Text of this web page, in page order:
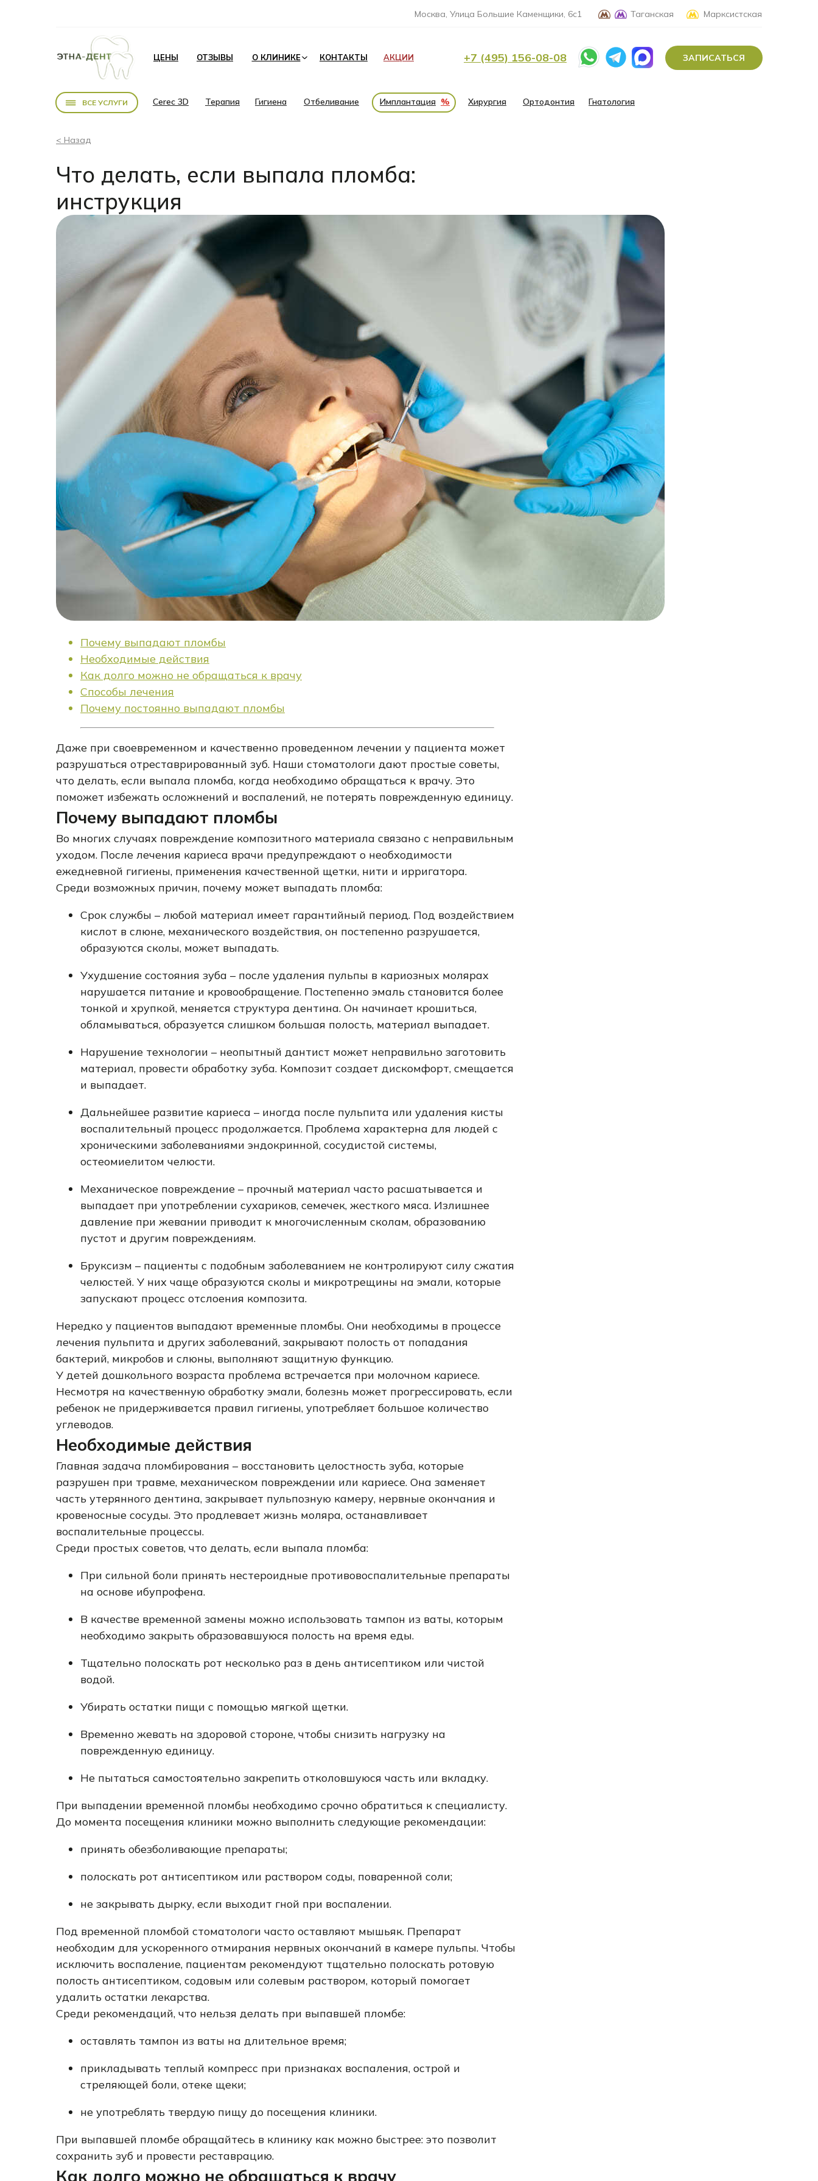
ЦЕНЫ ОТЗЫВЫ О КЛИНИКЕ КОНТАКТЫ АКЦИИ +7 (495) 156-08-08 ЗАПИСАТЬСЯ
Марксистская
Таганская
Москва, Улица Большие Каменщики, 6с1
Cerec 3D Терапия Гигиена Хирургия Гнатология
Ортодонтия
ВСЕ УСЛУГИ %
Имплантация
Отбеливание
Что делать, если выпала пломба:
инструкция
Почему выпадают пломбы
Необходимые действия
Как долго можно не обращаться к врачу
Способы лечения
Почему постоянно выпадают пломбы
Даже при своевременном и качественно проведенном лечении у пациента может
разрушаться отреставрированный зуб. Наши стоматологи дают простые советы,
что делать, если выпала пломба, когда необходимо обращаться к врачу. Это
поможет избежать осложнений и воспалений, не потерять поврежденную единицу.
Почему выпадают пломбы
Во многих случаях повреждение композитного материала связано с неправильным
уходом. После лечения кариеса врачи предупреждают о необходимости
ежедневной гигиены, применения качественной щетки, нити и ирригатора.
Среди возможных причин, почему может выпадать пломба:
Срок службы – любой материал имеет гарантийный период. Под воздействием
кислот в слюне, механического воздействия, он постепенно разрушается,
образуются сколы, может выпадать.
Ухудшение состояния зуба – после удаления пульпы в кариозных молярах
нарушается питание и кровообращение. Постепенно эмаль становится более
тонкой и хрупкой, меняется структура дентина. Он начинает крошиться,
обламываться, образуется слишком большая полость, материал выпадает.
Нарушение технологии – неопытный дантист может неправильно заготовить
материал, провести обработку зуба. Композит создает дискомфорт, смещается
и выпадает.
Дальнейшее развитие кариеса – иногда после пульпита или удаления кисты
воспалительный процесс продолжается. Проблема характерна для людей с
хроническими заболеваниями эндокринной, сосудистой системы,
остеомиелитом челюсти.
Механическое повреждение – прочный материал часто расшатывается и
выпадает при употреблении сухариков, семечек, жесткого мяса. Излишнее
давление при жевании приводит к многочисленным сколам, образованию
пустот и другим повреждениям.
Бруксизм – пациенты с подобным заболеванием не контролируют силу сжатия
челюстей. У них чаще образуются сколы и микротрещины на эмали, которые
запускают процесс отслоения композита.
Нередко у пациентов выпадают временные пломбы. Они необходимы в процессе
лечения пульпита и других заболеваний, закрывают полость от попадания
бактерий, микробов и слюны, выполняют защитную функцию.
У детей дошкольного возраста проблема встречается при молочном кариесе.
Несмотря на качественную обработку эмали, болезнь может прогрессировать, если
ребенок не придерживается правил гигиены, употребляет большое количество
углеводов.
Необходимые действия
Главная задача пломбирования – восстановить целостность зуба, которые
разрушен при травме, механическом повреждении или кариесе. Она заменяет
часть утерянного дентина, закрывает пульпозную камеру, нервные окончания и
кровеносные сосуды. Это продлевает жизнь моляра, останавливает
воспалительные процессы.
Среди простых советов, что делать, если выпала пломба:
При сильной боли принять нестероидные противовоспалительные препараты
на основе ибупрофена.
В качестве временной замены можно использовать тампон из ваты, которым
необходимо закрыть образовавшуюся полость на время еды.
Тщательно полоскать рот несколько раз в день антисептиком или чистой
водой.
Убирать остатки пищи с помощью мягкой щетки.
Временно жевать на здоровой стороне, чтобы снизить нагрузку на
поврежденную единицу.
Не пытаться самостоятельно закрепить отколовшуюся часть или вкладку.
При выпадении временной пломбы необходимо срочно обратиться к специалисту.
До момента посещения клиники можно выполнить следующие рекомендации:
принять обезболивающие препараты;
полоскать рот антисептиком или раствором соды, поваренной соли;
не закрывать дырку, если выходит гной при воспалении.
Под временной пломбой стоматологи часто оставляют мышьяк. Препарат
необходим для ускоренного отмирания нервных окончаний в камере пульпы. Чтобы
исключить воспаление, пациентам рекомендуют тщательно полоскать ротовую
полость антисептиком, содовым или солевым раствором, который помогает
удалить остатки лекарства.
Среди рекомендаций, что нельзя делать при выпавшей пломбе:
оставлять тампон из ваты на длительное время;
прикладывать теплый компресс при признаках воспаления, острой и
стреляющей боли, отеке щеки;
не употреблять твердую пищу до посещения клиники.
При выпавшей пломбе обращайтесь в клинику как можно быстрее: это позволит
сохранить зуб и провести реставрацию.
Как долго можно не обращаться к врачу
< Назад